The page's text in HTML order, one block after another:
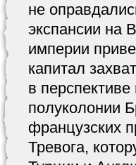
не
экспансии на
империи
капитал
в
полуколонии
французских
Тревога,